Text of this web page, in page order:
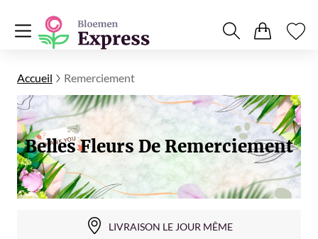
Accueil Remerciement
Belles Fleurs De Remerciement
LIVRAISON LE JOUR MÊME